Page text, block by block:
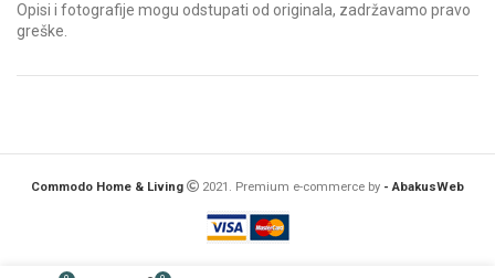
Opisi i fotografije mogu odstupati od originala, zadržavamo pravo
greške.
Commodo Home & Living 2021. Premium e-commerce by - AbakusWeb